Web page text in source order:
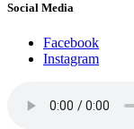
Social Media
Facebook
Instagram